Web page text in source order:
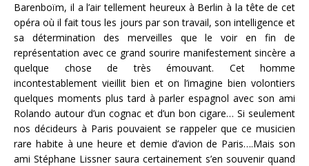
Barenboïm, il a l’air tellement heureux à Berlin à la tête de cet
opéra où il fait tous les jours par son travail, son intelligence et
sa détermination des merveilles que le voir en fin de
représentation avec ce grand sourire manifestement sincère a
quelque chose de très émouvant. Cet homme
incontestablement vieillit bien et on l’imagine bien volontiers
quelques moments plus tard à parler espagnol avec son ami
Rolando autour d’un cognac et d’un bon cigare… Si seulement
nos décideurs à Paris pouvaient se rappeler que ce musicien
rare habite à une heure et demie d’avion de Paris….Mais son
ami Stéphane Lissner saura certainement s’en souvenir quand